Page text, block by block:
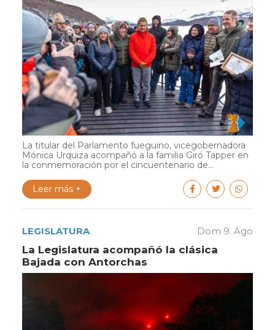
La titular del Parlamento fueguino, vicegobernadora
Mónica Urquiza acompañó a la familia Giró Tapper en
la conmemoración por el cincuentenario de...
Leer más +
LEGISLATURA Dom 9. Ago
La Legislatura acompañó la clásica
Bajada con Antorchas